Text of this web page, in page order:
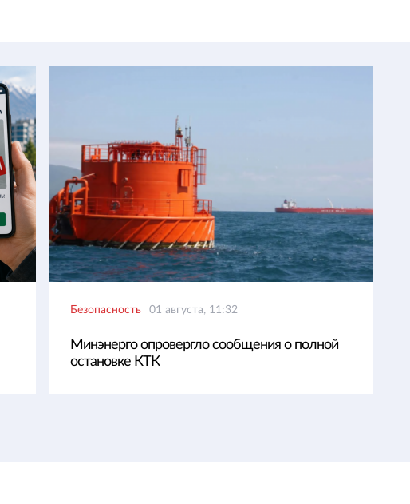
Безопасность 01 августа, 11:32
Минэнерго опровергло сообщения о полной
остановке КТК